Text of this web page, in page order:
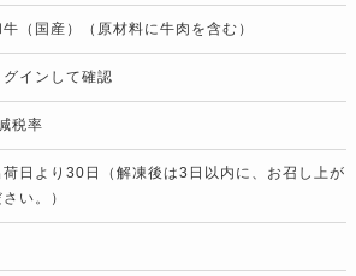
（国産）（原材料に牛肉を含む）
グインして確認
税率
荷日より30日（解凍後は3日以内に、お召し上が
い。）